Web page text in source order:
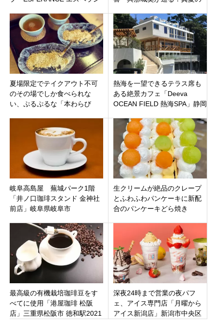
湖町
りっぷ完全ガイド
夏場限定でテイクアウト不可
のその場でしか食べられな
い、ぷるぷるな「本わらび
熱海を一望できるテラス席も
ある絶景カフェ「Deeva
OCEAN FIELD 熱海SPA」静岡
（日）オープン
岐阜高島屋 蕪城パーク1階
「井ノ口珈琲スタンド 金神社
前店」岐阜県岐阜市
生クリームが絶品のクレープ
とふわふわパンケーキに新配
合のパンケーキどら焼き
最高級の有機栽培珈琲豆をす
べてに使用「港屋珈琲 松阪
店」三重県松阪市 徳和駅2021
深夜24時まで営業の夜パフ
ェ、アイス専門店「月曜から
アイス新潟店」新潟市中央区